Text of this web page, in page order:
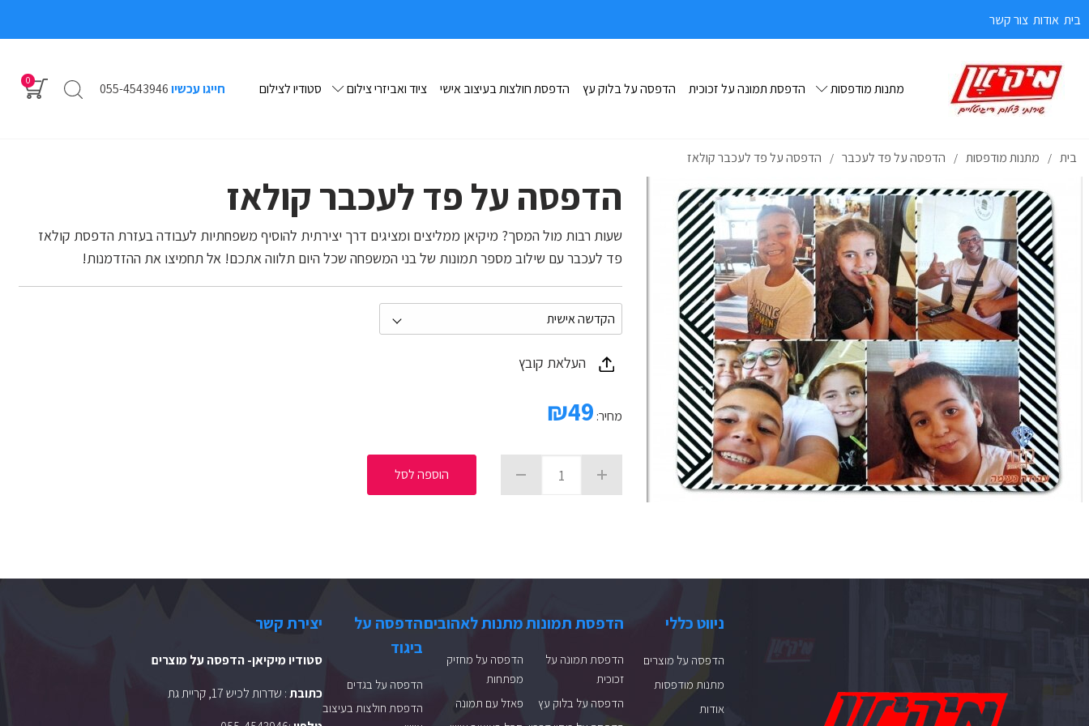
בית אודות צור קשר
מתנות מודפסות הדפסת תמונה על זכוכית הדפסה על בלוק עץ הדפסת חולצות בעיצוב אישי ציוד ואביזרי צילום סטודיו לצילום 0 חייגו עכשיו055-4543946
בית / מתנות מודפסות / הדפסה על פד לעכבר / הדפסה על פד לעכבר קולאז
הדפסה על פד לעכבר קולאז
שעות רבות מול המסך? מיקיאן ממליצים ומציגים דרך יצירתית להוסיף משפחתיות לעבודה בעזרת הדפסת קולאז
פד לעכבר עם שילוב מספר תמונות של בני המשפחה שכל היום תלווה אתכם! אל תחמיצו את ההזדמנות!
העלאת קובץ
מחיר: ₪49
הוספה לסל
ניווט כללי
הדפסה על מוצרים
מתנות מודפסות
אודות
הדפסת תמונות
הדפסת תמונה על
זכוכית
הדפסה על בלוק עץ
מתנות לאהובים
הדפסה על מחזיק
מפתחות
פאזל עם תמונה
הדפסה על
ביגוד
הדפסה על בגדים
הדפסת חולצות בעיצוב
יצירת קשר
סטודיו מיקיאן- הדפסה על מוצרים
כתובת: שדרות לכיש 17, קריית גת